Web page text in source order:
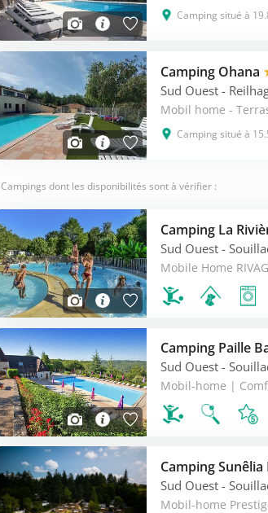
Camping situé à
Camping Ohana
Sud Ouest -
Mobil home -
Camping situé à
Campings dont les disponibilités sont à vérifier :
Camping La
Sud Ouest -
Camping Paille
Sud Ouest -
Camping Sunêlia
Sud Ouest -